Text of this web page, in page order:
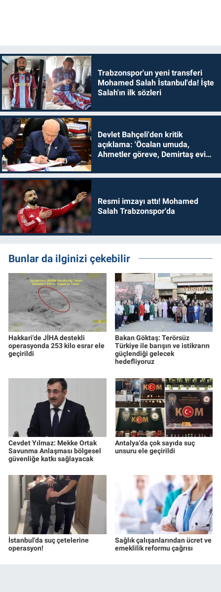
Trabzonspor'un yeni transferi
Mohamed Salah İstanbul'da! İşte
Salah'ın ilk sözleri
Devlet Bahçeli'den kritik
açıklama: 'Öcalan umuda,
Ahmetler göreve, Demirtaş evine
Resmi imzayı attı! Mohamed
Salah Trabzonspor'da
Bunlar da ilginizi çekebilir
Hakkari'de JİHA destekli
operasyonda 253 kilo esrar ele
geçirildi
Bakan Göktaş: Terörsüz
Türkiye ile barışın ve istikrarın
güçlendiği gelecek
hedefliyoruz
Cevdet Yılmaz: Mekke Ortak
Savunma Anlaşması bölgesel
güvenliğe katkı sağlayacak
Antalya'da çok sayıda suç
unsuru ele geçirildi
İstanbul'da suç çetelerine
operasyon!
Sağlık çalışanlarından ücret ve
emeklilik reformu çağrısı